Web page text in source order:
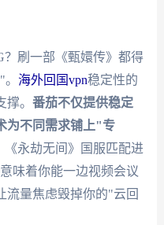
？刷一部《甄嬛传》都得
海外回国vpn稳定性的
。 番茄不仅提供稳定
为不同需求铺上"专
永劫无间》国服匹配进
意味着你能一边视频会议
量焦虑毁掉你的"云回